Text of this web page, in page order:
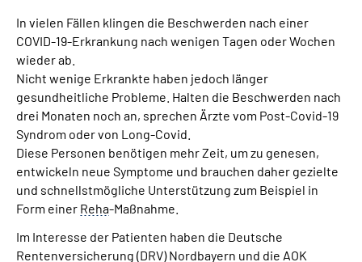
Inhalte in Gebärdensprache (DGS)
Leichte Sprache
Suche
Mein Kundenportal
In vielen Fällen klingen die Beschwerden nach einer
COVID-19-Erkrankung nach wenigen Tagen oder Wochen
wieder ab.
Nicht wenige Erkrankte haben jedoch länger
gesundheitliche Probleme. Halten die Beschwerden nach
drei Monaten noch an, sprechen Ärzte vom Post-Covid-19
Syndrom oder von Long-Covid.
Diese Personen benötigen mehr Zeit, um zu genesen,
entwickeln neue Symptome und brauchen daher gezielte
und schnellstmögliche Unterstützung zum Beispiel in
Form einer Reha-Maßnahme.
Im Interesse der Patienten haben die Deutsche
Rentenversicherung (DRV) Nordbayern und die AOK